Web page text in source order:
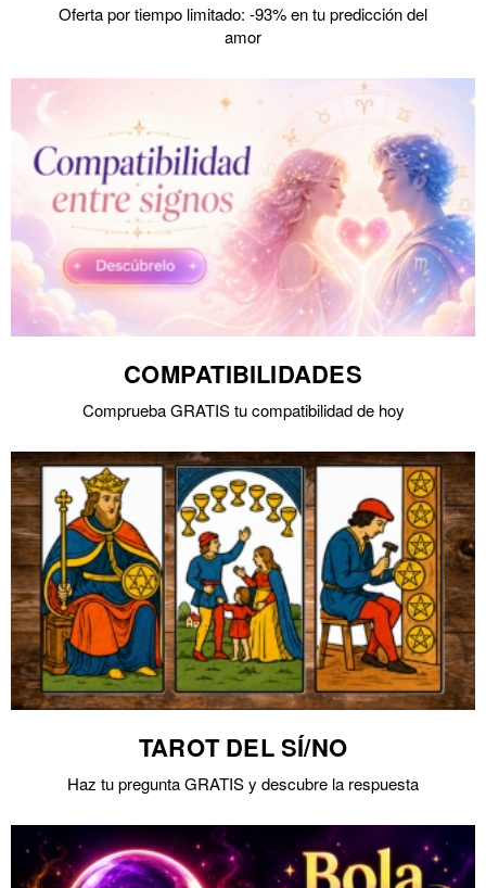
Oferta por tiempo limitado: -93% en tu predicción del
amor
COMPATIBILIDADES
Comprueba GRATIS tu compatibilidad de hoy
TAROT DEL SÍ/NO
Haz tu pregunta GRATIS y descubre la respuesta